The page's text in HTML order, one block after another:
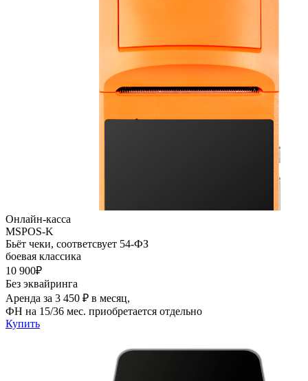
Онлайн-касса
MSPOS-K
Бьёт чеки, соответсвует 54-ФЗ
боевая классика
10 900₽
Без эквайринга
Аренда за 3 450 ₽ в месяц,
ФН на 15/36 мес. приобретается отдельно
Купить